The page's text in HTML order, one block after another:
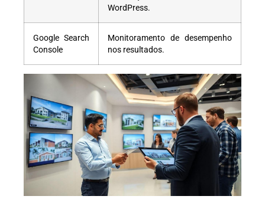
WordPress.
Google Search
Console
Monitoramento de desempenho
nos resultados.